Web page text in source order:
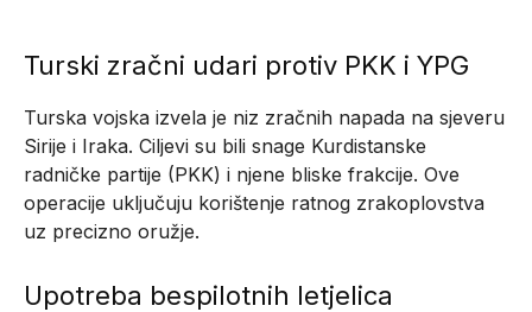
Turski zračni udari protiv PKK i YPG
Turska vojska izvela je niz zračnih napada na sjeveru
Sirije i Iraka. Ciljevi su bili snage Kurdistanske
radničke partije (PKK) i njene bliske frakcije. Ove
operacije uključuju korištenje ratnog zrakoplovstva
uz precizno oružje.
Upotreba bespilotnih letjelica